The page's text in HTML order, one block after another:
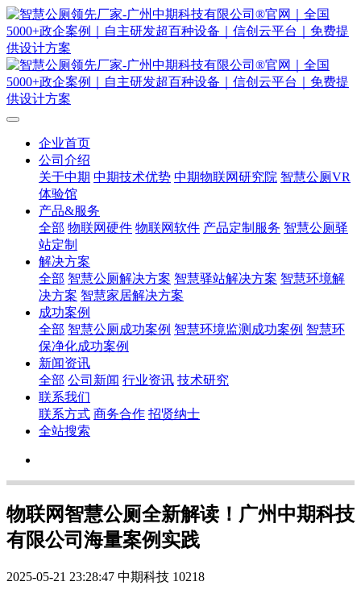
企业首页
公司介绍
关于中期 中期技术优势 中期物联网研究院 智慧公厕VR
体验馆
产品&服务
全部 物联网硬件 物联网软件 产品定制服务 智慧公厕驿
站定制
解决方案
全部 智慧公厕解决方案 智慧驿站解决方案 智慧环境解
决方案 智慧家居解决方案
成功案例
全部 智慧公厕成功案例 智慧环境监测成功案例 智慧环
保净化成功案例
新闻资讯
全部 公司新闻 行业资讯 技术研究
联系我们
联系方式 商务合作 招贤纳士
全站搜索
物联网智慧公厕全新解读！广州中期科技
有限公司海量案例实践
2025-05-21 23:28:47 中期科技 10218